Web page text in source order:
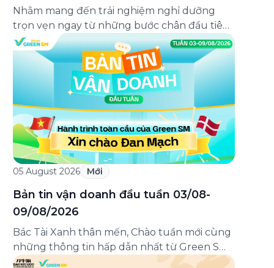
đến 25%
Nhằm mang đến trải nghiệm nghỉ dưỡng
trọn vẹn ngay từ những bước chân đầu tiên,
Green SM chính thức hợp tác cùng Lasong
Hotel & Villas Sầm Sơn triển khai chương
trình ưu đãi di chuyển dành riêng cho khách
hàng có điểm đón hoặc điểm đến tại khu
nghỉ dưỡng. Từ khoảnh khắc […]
05 August 2026 Mới
Bản tin vận doanh đầu tuần 03/08-
09/08/2026
Bác Tài Xanh thân mến, Chào tuần mới cùng
những thông tin hấp dẫn nhất từ Green SM
cùng bản tin vận doanh đầu tuần 03-09/08!